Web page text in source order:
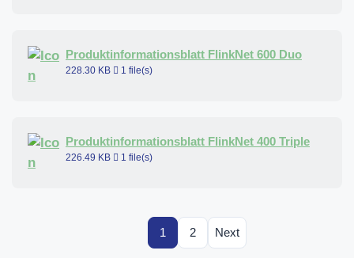
Produktinformationsblatt FlinkNet 600 Duo
228.30 KB 1 file(s)
Produktinformationsblatt FlinkNet 400 Triple
226.49 KB 1 file(s)
1 2 Next